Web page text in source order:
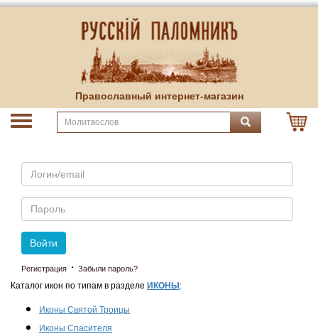
Православный интернет-магазин
Email
Пароль
Войти
Регистрация · Забыли пароль?
Каталог икон по типам в разделе ИКОНЫ :
Иконы Святой Троицы
Иконы Спасителя